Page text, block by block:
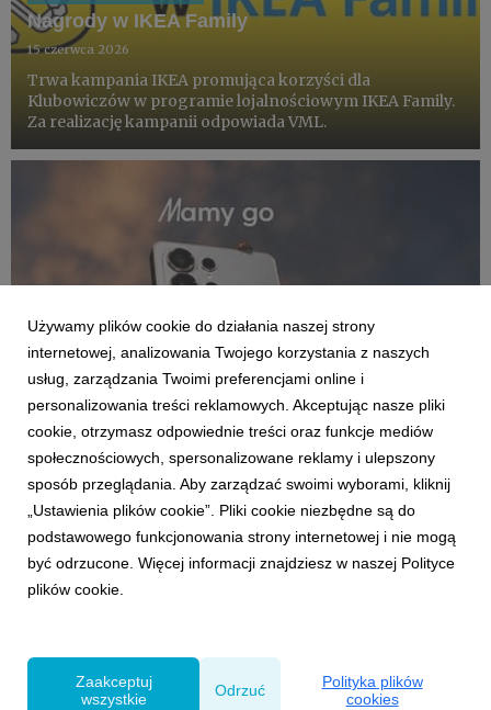
Nagrody w IKEA Family
15 czerwca 2026
Trwa kampania IKEA promująca korzyści dla
Klubowiczów w programie lojalnościowym IKEA Family.
Za realizację kampanii odpowiada VML.
KLIENCI I PROJEKTY
Samsung ponownie wybiera VML
8 czerwca 2026
Samsung przedłuża trwającą od 2016 roku współpracę z
VML.
Używamy plików cookie do działania naszej strony
internetowej, analizowania Twojego korzystania z naszych
usług, zarządzania Twoimi preferencjami online i
personalizowania treści reklamowych. Akceptując nasze pliki
cookie, otrzymasz odpowiednie treści oraz funkcje mediów
społecznościowych, spersonalizowane reklamy i ulepszony
sposób przeglądania. Aby zarządzać swoimi wyborami, kliknij
„Ustawienia plików cookie”. Pliki cookie niezbędne są do
podstawowego funkcjonowania strony internetowej i nie mogą
być odrzucone. Więcej informacji znajdziesz w naszej Polityce
plików cookie.
Zaakceptuj
wszystkie
Odrzuć
Polityka plików
cookies